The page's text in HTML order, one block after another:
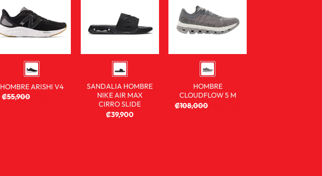
HOMBRE ARISHI V4
₡55,900
SANDALIA HOMBRE
NIKE AIR MAX
CIRRO SLIDE
₡39,900
HOMBRE
CLOUDFLOW 5 M
₡108,000